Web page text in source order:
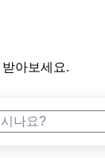
아보세요.